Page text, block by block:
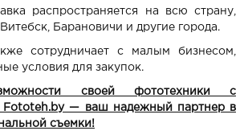
распространяется на всю страну,
Барановичи и другие города.
сотрудничает с малым бизнесом,
условия для закупок.
своей фототехники с
Fototeh.by — ваш надежный партнер в
съемки!